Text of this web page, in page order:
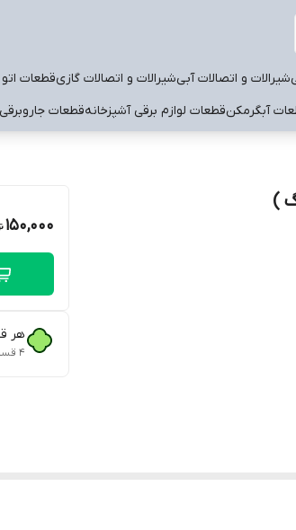
شیرالات و اتصالات آبیشیرالات و اتصالات گازیقطعات اتو
آبگرمکنقطعات لوازم برقی آشپزخانهقطعات جاروبرقی
)
150,000
هر
۴ قسط ماهانه. بدون سود، چک و ضامن.